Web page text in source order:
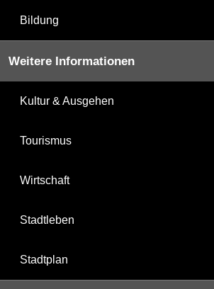
Bildung
Weitere Informationen
Kultur & Ausgehen
Tourismus
Wirtschaft
Stadtleben
Stadtplan